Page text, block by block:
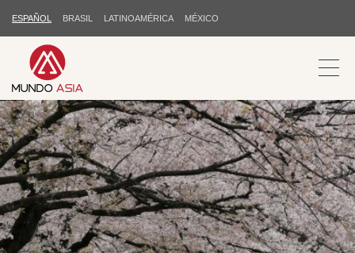
ESPAÑOL BRASIL LATINOAMÉRICA MÉXICO